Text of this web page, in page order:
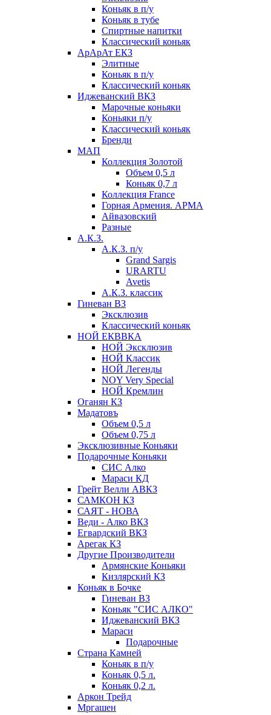
Коньяк в п/у
Коньяк в тубе
Спиртные напитки
Классический коньяк
АрАрАт ЕКЗ
Элитные
Коньяк в п/у
Классический коньяк
Иджеванский ВКЗ
Марочные коньяки
Коньяки п/у
Классический коньяк
Бренди
МАП
Коллекция Золотой
Объем 0,5 л
Коньяк 0,7 л
Коллекция France
Горная Армения. АРМА
Айвазовский
Разные
А.К.З.
А.К.З. п/у
Grand Sargis
URARTU
Avetis
А.К.З. классик
Гиневан ВЗ
Эксклюзив
Классический коньяк
НОЙ ЕКВВКА
НОЙ Эксклюзив
НОЙ Классик
НОЙ Легенды
NOY Very Speсial
НОЙ Кремлин
Оганян КЗ
Мадатовъ
Объем 0,5 л
Объем 0,75 л
Эксклюзивные Коньяки
Подарочные Коньяки
СИС Алко
Мараси КД
Грейт Велли АВКЗ
САМКОН КЗ
САЯТ - НОВА
Веди - Алко ВКЗ
Егвардский ВКЗ
Арегак КЗ
Другие Производители
Армянские Коньяки
Кизлярский КЗ
Коньяк в Бочке
Гиневан ВЗ
Коньяк "СИС АЛКО"
Иджеванский ВКЗ
Мараси
Подарочные
Страна Камней
Коньяк в п/у
Коньяк 0,5 л.
Коньяк 0,2 л.
Аркон Трейд
Мргашен